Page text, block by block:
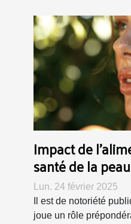
Impact de
santé de la
de la granulosité
Lun. 24 février 2025
Il est de notoriété
joue un rôle